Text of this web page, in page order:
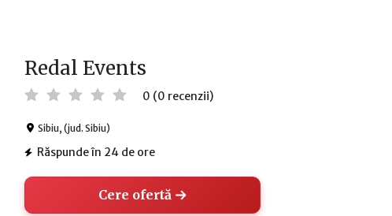
Redal Events
0 (0 recenzii)
Sibiu, (jud. Sibiu)
Răspunde în 24 de ore
Cere ofertă